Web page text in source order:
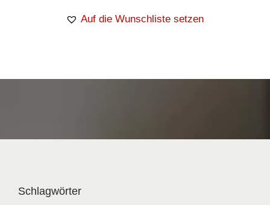
Auf die Wunschliste setzen
Schlagwörter